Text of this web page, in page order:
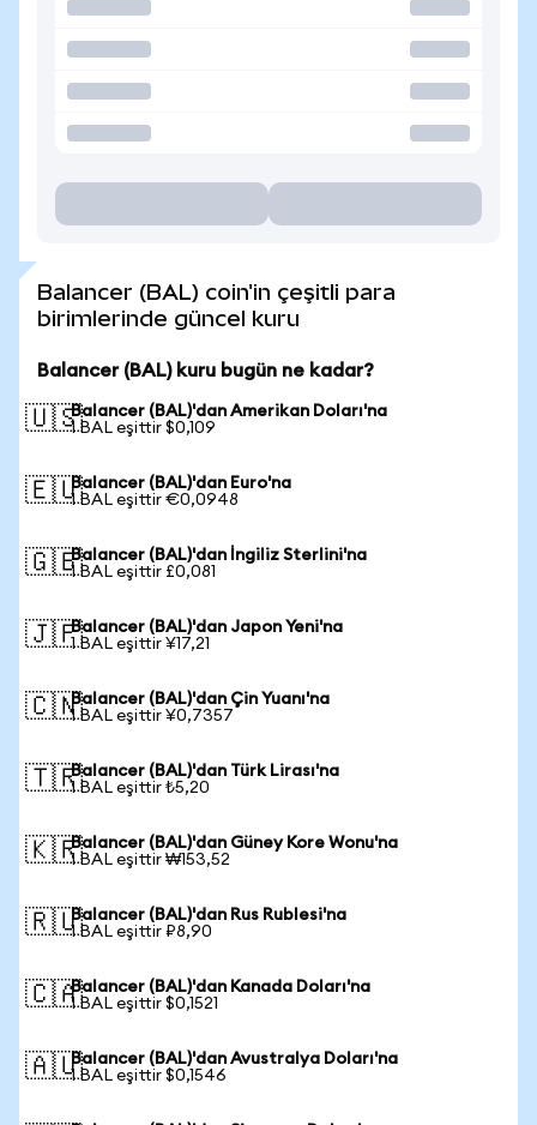
Balancer (BAL) coin'in çeşitli para
birimlerinde güncel kuru
Balancer (BAL) kuru bugün ne kadar?
🇺🇸Balancer (BAL)'dan Amerikan Doları'na
1 BAL eşittir $0,109
🇪🇺Balancer (BAL)'dan Euro'na
1 BAL eşittir €0,0948
🇬🇧Balancer (BAL)'dan İngiliz Sterlini'na
1 BAL eşittir £0,081
🇯🇵Balancer (BAL)'dan Japon Yeni'na
1 BAL eşittir ¥17,21
🇨🇳Balancer (BAL)'dan Çin Yuanı'na
1 BAL eşittir ¥0,7357
🇹🇷Balancer (BAL)'dan Türk Lirası'na
1 BAL eşittir ₺5,20
🇰🇷Balancer (BAL)'dan Güney Kore Wonu'na
1 BAL eşittir ₩153,52
🇷🇺Balancer (BAL)'dan Rus Rublesi'na
1 BAL eşittir ₽8,90
🇨🇦Balancer (BAL)'dan Kanada Doları'na
1 BAL eşittir $0,1521
🇦🇺Balancer (BAL)'dan Avustralya Doları'na
1 BAL eşittir $0,1546